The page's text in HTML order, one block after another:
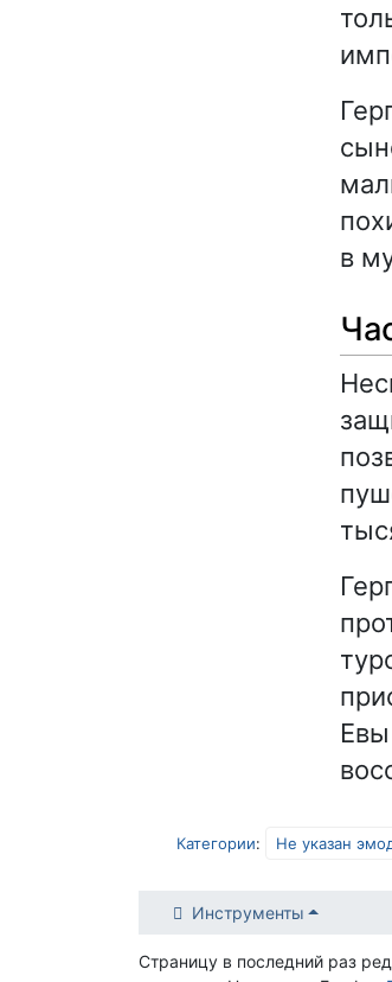
в
Категории: Не указан
Инструменты
Страницу в последний раз